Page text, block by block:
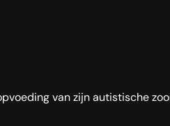
van zijn autistische